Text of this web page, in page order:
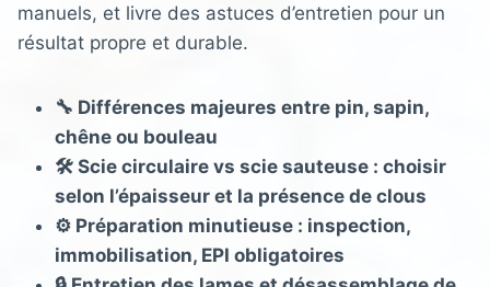
manuels, et livre des astuces d’entretien pour un
résultat propre et durable.
🔧 Différences majeures entre pin, sapin,
chêne ou bouleau
🛠️ Scie circulaire vs scie sauteuse : choisir
selon l’épaisseur et la présence de clous
⚙️ Préparation minutieuse : inspection,
immobilisation, EPI obligatoires